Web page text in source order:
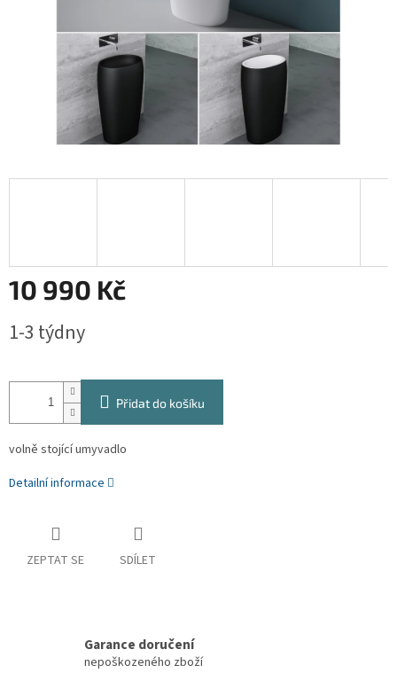
10 990 Kč
cena:
1-3 týdny
Přidat do košíku
volně stojící umyvadlo
Detailní informace
ZEPTAT SE SDÍLET
Garance doručení
nepoškozeného zboží